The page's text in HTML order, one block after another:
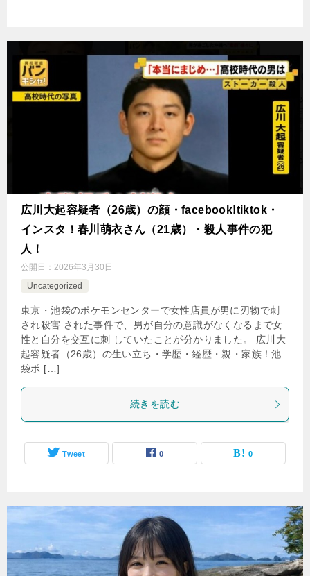
広川大起容疑者（26歳）の顔・facebook!tiktok・
インスタ！春川萌衣さん（21歳）・殺人事件の犯
人！
公開日： 2026年3月30日
Uncategorized
東京・池袋のポケモンセンターで女性店員が男に刃物で刺
され殺害 された事件で、男が自分の意識がなくなるまで女
性と自分を交互に刺 していたことが分かりました。 広川大
起容疑者（26歳）の生い立ち・学歴・経歴・親・家族！池
袋ポ […]
続きを読む
Tweet 0 0